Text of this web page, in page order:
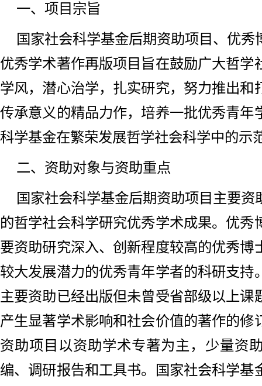
一、项目宗旨
国家社会科学基金后期资助项目、优
优秀学术著作再版项目旨在鼓励广大哲学
学风，潜心治学，扎实研究，努力推出和
传承意义的精品力作，培养一批优秀青年
科学基金在繁荣发展哲学社会科学中的示
二、资助对象与资助重点
国家社会科学基金后期资助项目主要
的哲学社会科学研究优秀学术成果。优秀
要资助研究深入、创新程度较高的优秀博
较大发展潜力的优秀青年学者的科研支持
主要资助已经出版但未曾受省部级以上课
产生显著学术影响和社会价值的著作的修
资助项目以资助学术专著为主，少量资
编、调研报告和工具书。国家社会科学基